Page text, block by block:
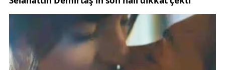
Kütük’ün cenaze namazı saat 15.30’da Ay Yıldız
Camii’nde kılınacak. Merhumenin naaşı, Yukarı
Tekke 89. Ada Sıra Mezarlığı’na defnedilecek.
Taziye ziyaretleri Mısmılırmak Mahallesi 21
Abdulvahabi Gazi Caddesi 4 Evler adresinde kabul